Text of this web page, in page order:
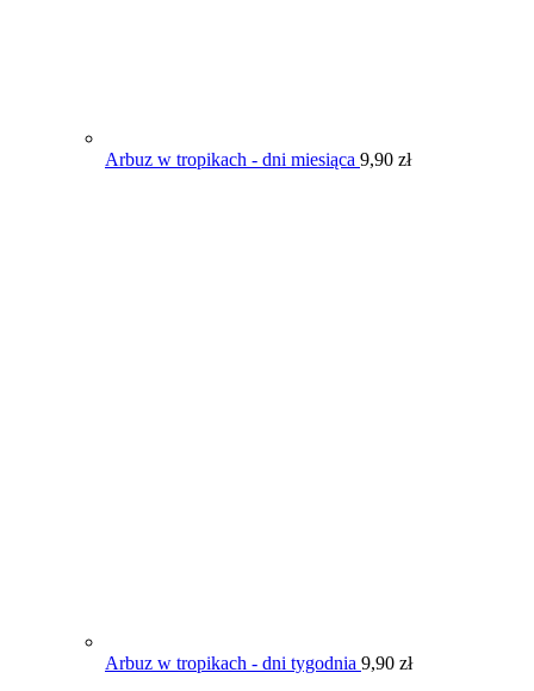
Arbuz w tropikach - dni miesiąca 9,90 zł
Arbuz w tropikach - dni tygodnia 9,90 zł